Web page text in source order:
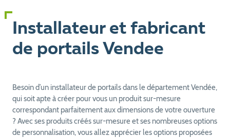
Installateur et fabricant
de portails Vendee
Besoin d’un installateur de portails dans le département Vendée,
qui soit apte à créer pour vous un produit sur-mesure
correspondant parfaitement aux dimensions de votre ouverture
? Avec ses produits créés sur-mesure et ses nombreuses options
de personnalisation, vous allez apprécier les options proposées